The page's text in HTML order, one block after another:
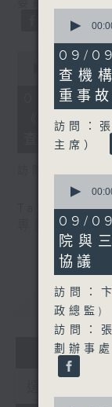
seconds
minutes,
seconds
00:00
07/08/
《預防工
查結果
Tag: 中暑,
自助圖
重溫
07
11
17
09/
查機
重事故
訪問：
主席）
24
45
09/
院與
協議
訪問：
政總監)
訪問：
劃辦事